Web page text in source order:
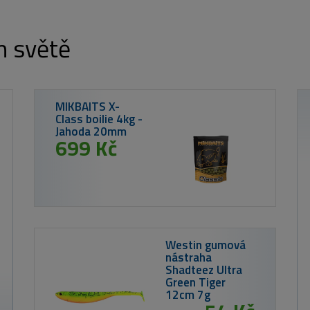
světě
Nikl Booster
Calanus & Krill
250ml
od 179 Kč
MIKBAITS X-
Class boilie 4kg -
Sladká kukuřice
20mm
699 Kč